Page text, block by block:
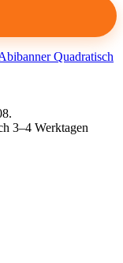
Quadratisch
3–4 Werktagen